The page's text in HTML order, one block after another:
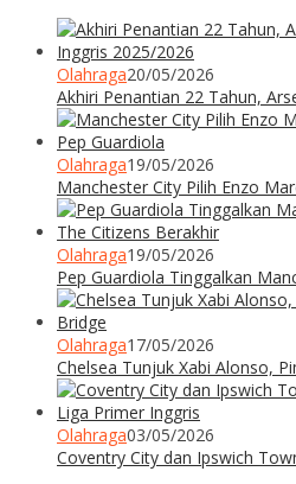
Olahraga20/05/2026
Akhiri Penantian 22 Tahun,
Olahraga19/05/2026
Manchester City Pilih Enzo
Olahraga19/05/2026
Pep Guardiola Tinggalkan
Olahraga17/05/2026
Chelsea Tunjuk Xabi Alonso,
Olahraga03/05/2026
Coventry City dan Ipswich